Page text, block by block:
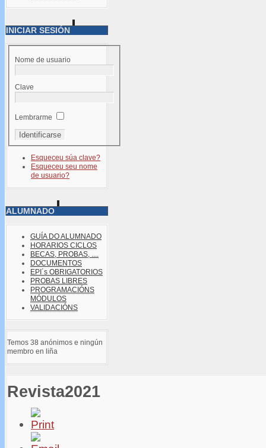
INICIAR SESIÓN
Nome de usuario
Clave
Lembrarme
Esqueceu súa clave?
Esqueceu seu nome
de usuario?
ALUMNADO
GUÍA DO ALUMNADO
HORARIOS CICLOS
BECAS, PROBAS, ....
DOCUMENTOS
EPI´s OBRIGATORIOS
PROBAS LIBRES
PROGRAMACIÓNS
MÓDULOS
VALIDACIÓNS
Temos 38 anónimos e ningún
membro en liña
Revista2021